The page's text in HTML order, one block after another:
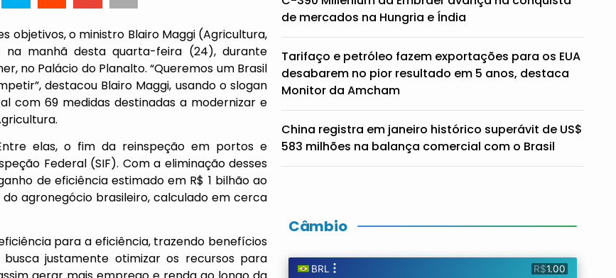
objetivos, o ministro Blairo Maggi (Agricultura,
na manhã desta quarta-feira (24), durante
no Palácio do Planalto. “Queremos um Brasil
destacou Blairo Maggi, usando o slogan
com 69 medidas destinadas a modernizar e
elas, o fim da reinspeção em portos e
Federal (SIF). Com a eliminação desses
de eficiência estimado em R$ 1 bilhão ao
agronegócio brasileiro, calculado em cerca
para a eficiência, trazendo benefícios
justamente otimizar os recursos para
de mercados na Hungria e Índia
Tarifaço e petróleo fazem exportações para os EUA
desabarem no pior resultado em 5 anos, destaca
Monitor da Amcham
China registra em janeiro histórico superávit de US$
583 milhões na balança comercial com o Brasil
Câmbio